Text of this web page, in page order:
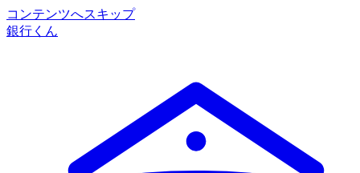
コンテンツへスキップ
銀行くん